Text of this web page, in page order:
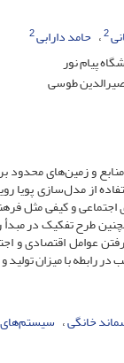
2 حامد دارابی2
پیام نور
طوسی
و زمین‌های
از مدل‌سازی
و کیفی مثل
طرح تفکیک در
عوامل اقتصادی و
رابطه با میزان تولید
خانگی سیستم‌های